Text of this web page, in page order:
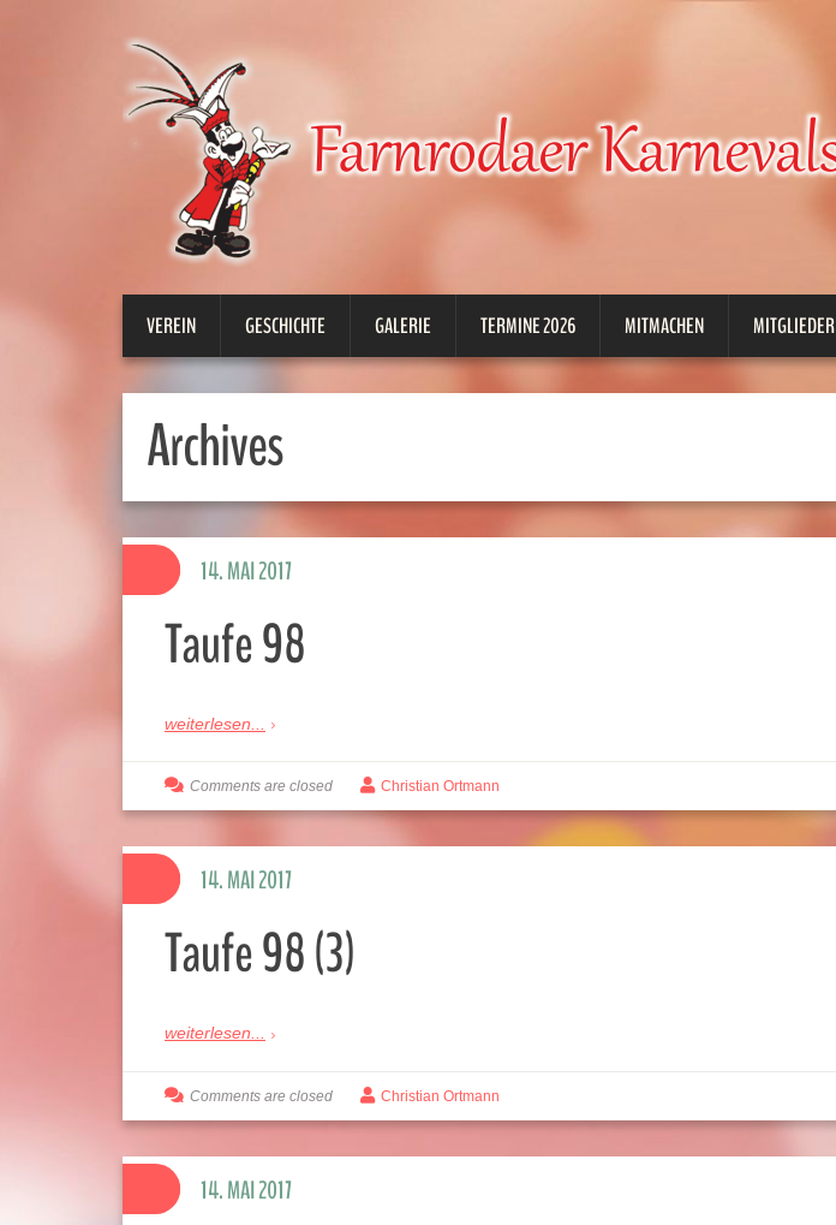
VEREIN GESCHICHTE GALERIE TERMINE 2026 MITMACHEN MITGLIEDER
Archives
Taufe 98
weiterlesen...
14. MAI 2017
Comments are closed Christian Ortmann
Taufe 98 (3)
weiterlesen...
14. MAI 2017
Comments are closed Christian Ortmann
14. MAI 2017